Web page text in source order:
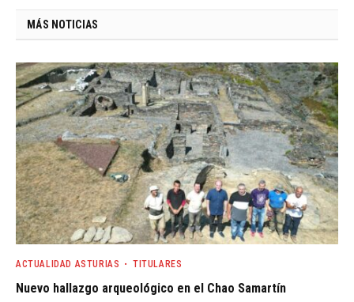
MÁS NOTICIAS
ACTUALIDAD ASTURIAS TITULARES
Nuevo hallazgo arqueológico en el Chao Samartín